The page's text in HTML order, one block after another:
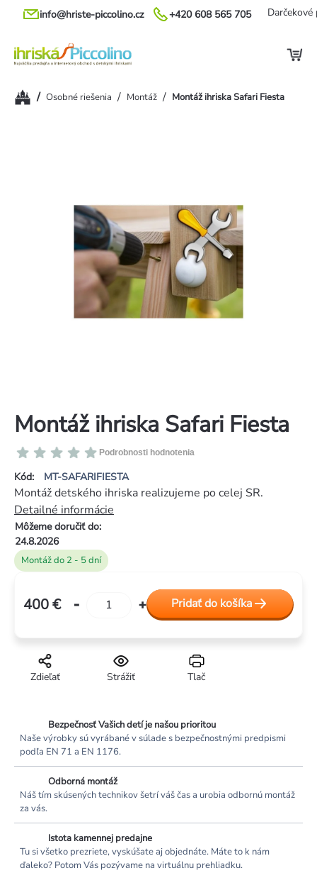
Prejsť
+420 608 565 705
info@hriste-piccolino.cz Darčekové
Domov
/ Osobné riešenia / Montáž / Montáž ihriska Safari Fiesta
Montáž ihriska Safari Fiesta
Kód: MT-SAFARIFIESTA
Priemerné
hodnotenie
produktu
je
0,0
z
5
hviezdičiek.
Podrobnosti hodnotenia
Montáž do 2 - 5 dní
Môžeme doručiť do:
24.8.2026
Montáž detského ihriska realizujeme po celej SR.
Detailné informácie
Tlač
Strážiť
Zdieľať
400 €
Jednotková
Pridať do košíka
Bezpečnosť Vašich detí je našou prioritou
Naše výrobky sú vyrábané v súlade s bezpečnostnými predpismi
podľa EN 71 a EN 1176.
Odborná montáž
Náš tím skúsených technikov šetrí váš čas a urobia odbornú montáž
za vás.
Istota kamennej predajne
Tu si všetko prezriete, vyskúšate aj objednáte. Máte to k nám
ďaleko? Potom Vás pozývame na virtuálnu prehliadku.